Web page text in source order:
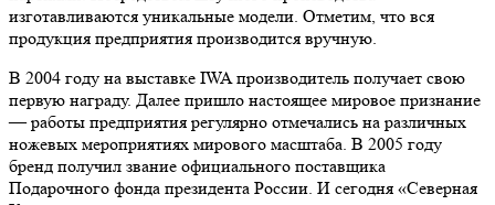
изготавливаются уникальные модели. Отметим, что вся
продукция предприятия производится вручную.
В 2004 году на выставке IWA производитель получает свою
первую награду. Далее пришло настоящее мировое признание
— работы предприятия регулярно отмечались на различных
ножевых мероприятиях мирового масштаба. В 2005 году
бренд получил звание официального поставщика
Подарочного фонда президента России. И сегодня «Северная